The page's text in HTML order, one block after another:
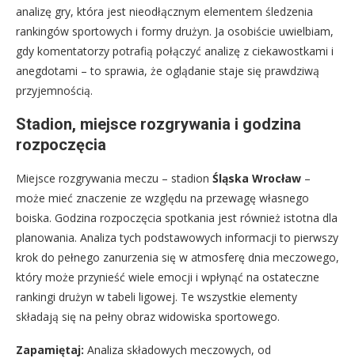
analizę gry, która jest nieodłącznym elementem śledzenia
rankingów sportowych i formy drużyn. Ja osobiście uwielbiam,
gdy komentatorzy potrafią połączyć analizę z ciekawostkami i
anegdotami – to sprawia, że oglądanie staje się prawdziwą
przyjemnością.
Stadion, miejsce rozgrywania i godzina
rozpoczęcia
Miejsce rozgrywania meczu – stadion Śląska Wrocław –
może mieć znaczenie ze względu na przewagę własnego
boiska. Godzina rozpoczęcia spotkania jest również istotna dla
planowania. Analiza tych podstawowych informacji to pierwszy
krok do pełnego zanurzenia się w atmosferę dnia meczowego,
który może przynieść wiele emocji i wpłynąć na ostateczne
rankingi drużyn w tabeli ligowej. Te wszystkie elementy
składają się na pełny obraz widowiska sportowego.
Zapamiętaj: Analiza składowych meczowych, od